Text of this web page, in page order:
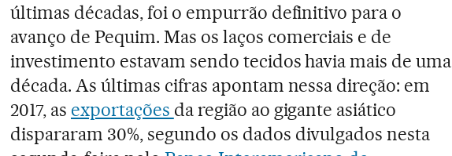
últimas décadas, foi o empurrão definitivo para o
avanço de Pequim. Mas os laços comerciais e de
investimento estavam sendo tecidos havia mais de uma
década. As últimas cifras apontam nessa direção: em
2017, as exportações da região ao gigante asiático
dispararam 30%, segundo os dados divulgados nesta